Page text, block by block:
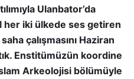
Ulanbator’da
her iki ülkede ses getiren
çalışmasını Haziran
Enstitümüzün koordine
Arkeolojisi bölümüyle